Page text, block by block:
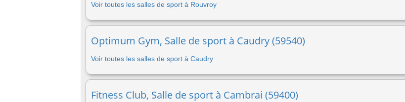
Voir toutes les salles de sport à Rouvroy
Optimum Gym, Salle de sport à Caudry (59540)
Voir toutes les salles de sport à Caudry
Fitness Club, Salle de sport à Cambrai (59400)